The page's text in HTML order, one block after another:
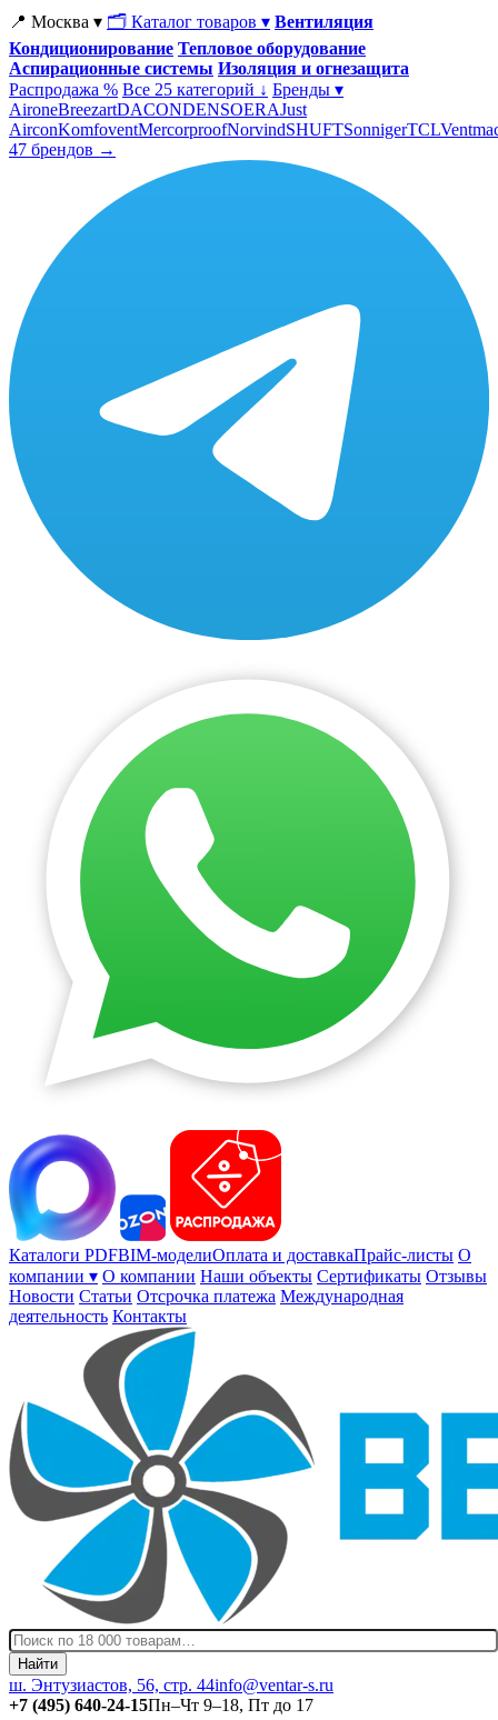
📍 Москва ▾ 🗂 Каталог товаров ▾ Вентиляция
Кондиционирование Тепловое оборудование
Аспирационные системы Изоляция и огнезащита
Распродажа % Все 25 категорий ↓ Бренды ▾
AironeBreezartDACONDENSOERAJust
AirconKomfoventMercorproofNorvindSHUFTSonnigerTCL
47 брендов →
Каталоги PDFBIM-моделиОплата и доставкаПрайс-листы О
компании ▾ О компании Наши объекты Сертификаты Отзывы
Новости Статьи Отсрочка платежа Международная
деятельность Контакты
Найти
ш. Энтузиастов, 56, стр. 44info@ventar-s.ru
+7 (495) 640-24-15Пн–Чт 9–18, Пт до 17